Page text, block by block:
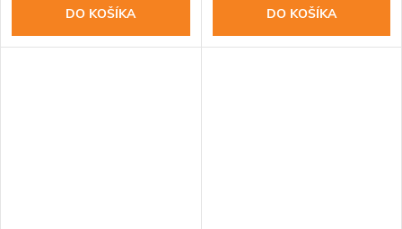
DO KOŠÍKA DO KOŠÍKA